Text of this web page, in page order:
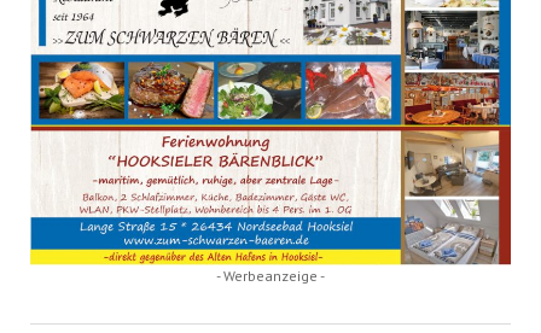
- Werbeanzeige -